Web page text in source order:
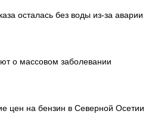
осталась без воды из-за аварии
о массовом заболевании
цен на бензин в Северной Осетии